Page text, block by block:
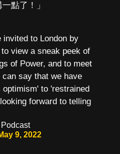
點了！」
invited to London by
view a sneak peek of
of Power, and to meet
say that we have
to 'restrained
forward to telling
9, 2022